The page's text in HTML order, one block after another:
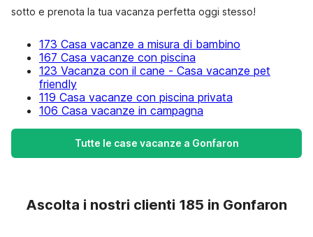
sotto e prenota la tua vacanza perfetta oggi stesso!
173 Casa vacanze a misura di bambino
167 Casa vacanze con piscina
123 Vacanza con il cane - Casa vacanze pet
friendly
119 Casa vacanze con piscina privata
106 Casa vacanze in campagna
Tutte le case vacanze a Gonfaron
Ascolta i nostri clienti 185 in Gonfaron